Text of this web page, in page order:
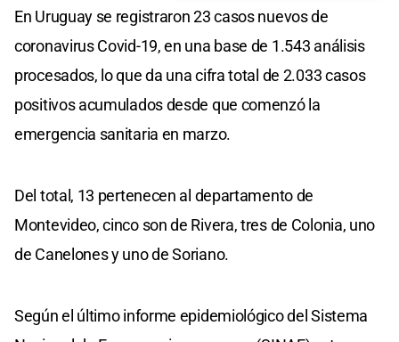
En Uruguay se registraron 23 casos nuevos de
coronavirus Covid-19, en una base de 1.543 análisis
procesados, lo que da una cifra total de 2.033 casos
positivos acumulados desde que comenzó la
emergencia sanitaria en marzo.
Del total, 13 pertenecen al departamento de
Montevideo, cinco son de Rivera, tres de Colonia, uno
de Canelones y uno de Soriano.
Según el último informe epidemiológico del Sistema